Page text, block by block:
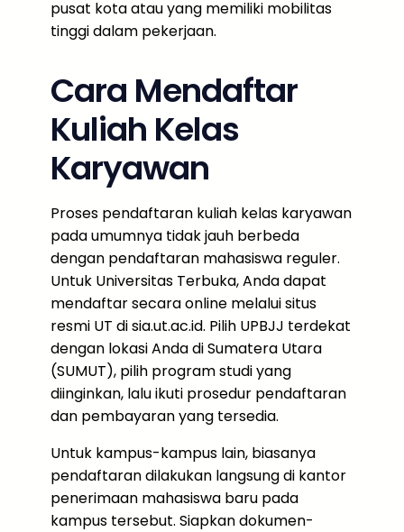
pusat kota atau yang memiliki mobilitas
tinggi dalam pekerjaan.
Cara Mendaftar
Kuliah Kelas
Karyawan
Proses pendaftaran kuliah kelas karyawan
pada umumnya tidak jauh berbeda
dengan pendaftaran mahasiswa reguler.
Untuk Universitas Terbuka, Anda dapat
mendaftar secara online melalui situs
resmi UT di sia.ut.ac.id. Pilih UPBJJ terdekat
dengan lokasi Anda di Sumatera Utara
(SUMUT), pilih program studi yang
diinginkan, lalu ikuti prosedur pendaftaran
dan pembayaran yang tersedia.
Untuk kampus-kampus lain, biasanya
pendaftaran dilakukan langsung di kantor
penerimaan mahasiswa baru pada
kampus tersebut. Siapkan dokumen-